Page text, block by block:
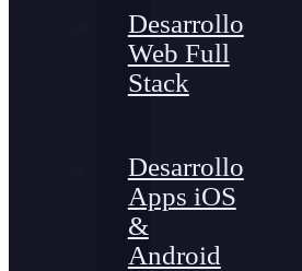
Desarrollo
Web Full
Stack
Desarrollo
Apps iOS
&
Android